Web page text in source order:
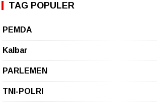
TAG POPULER
PEMDA
Kalbar
PARLEMEN
TNI-POLRI